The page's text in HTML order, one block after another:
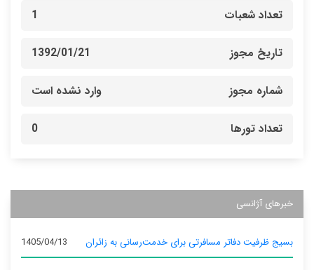
تعداد شعبات 1
تاریخ مجوز 1392/01/21
شماره مجوز وارد نشده است
تعداد تورها 0
خبرهای آژانسی
بسیج ظرفیت دفاتر مسافرتی برای خدمت‌رسانی به زائران 1405/04/13